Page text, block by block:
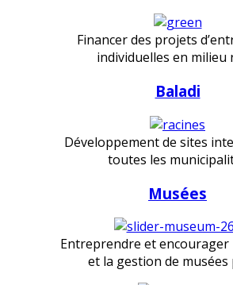
Financer des projets
individuelles en milieu
Baladi
Développement de sites
toutes les
Musées
Entreprendre et encourager
et la gestion de musées